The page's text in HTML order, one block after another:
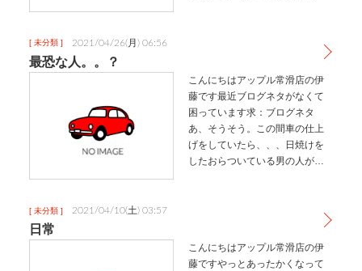
[ 未分類 ] 2021/04/26(月) 06:56
最恐な人。。？
こんにちはアップル常滑店の伊
藤です最近ブログネタがなくて
困っています求：ブログネタ
あ、そうそう。この間車の仕上
げをしていたら、、、日焼けを
したおらついている男の人が勢
ーでした‍♀️まだ4月なのに日焼け
してて黒…
[ 未分類 ] 2021/04/10(土) 03:57
日常
こんにちはアップル常滑店の伊
藤ですやっとあったかくなって